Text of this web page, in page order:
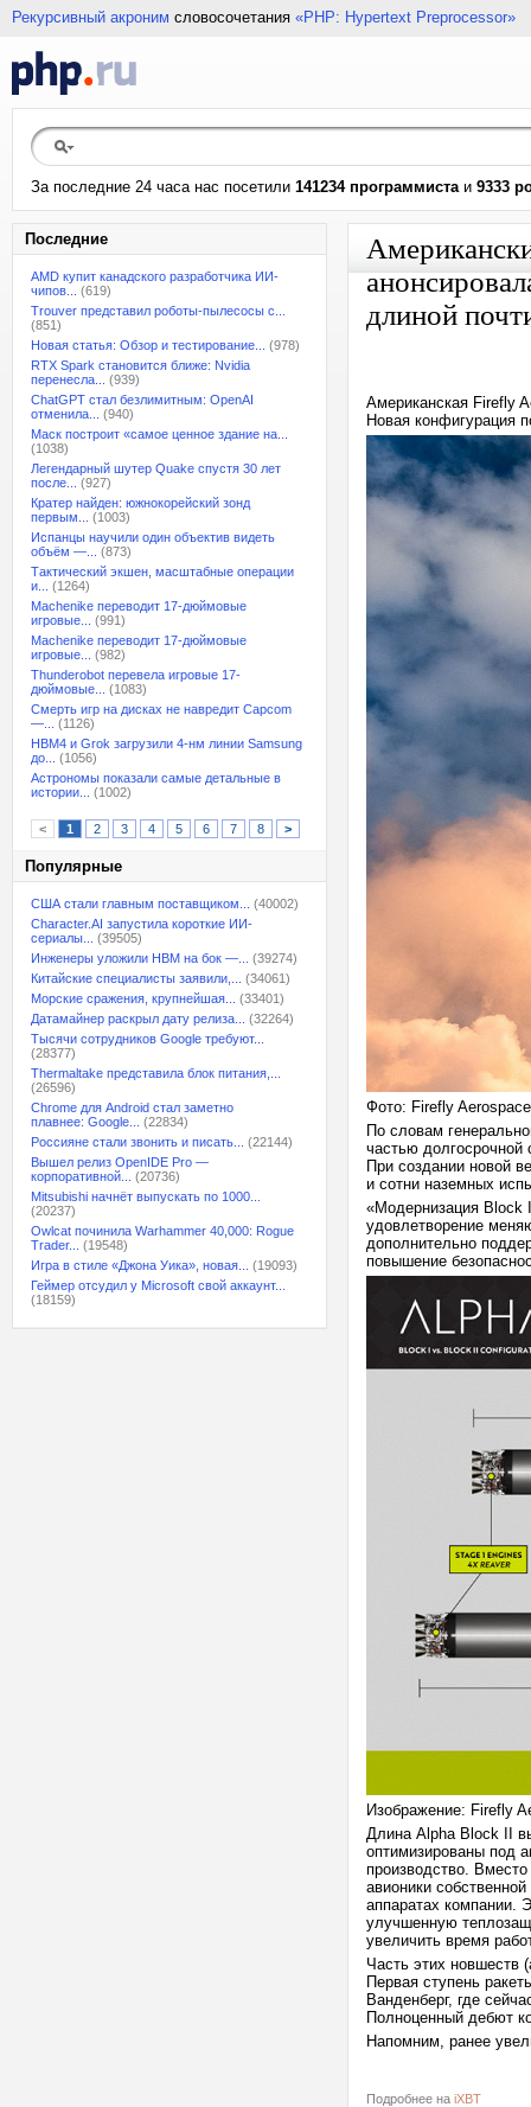
Рекурсивный акроним словосочетания «PHP: Hypertext Preprocessor»
За последние 24 часа нас посетили 141234 программистаи 9333
Последние
AMD купит канадского разработчика ИИ-
чипов...
(619)
Trouver представил роботы-пылесосы с...
(851)
Новая статья: Обзор и тестирование...
(978)
RTX Spark становится ближе: Nvidia
перенесла...
(939)
ChatGPT стал безлимитным: OpenAI
отменила...
(940)
Маск построит «самое ценное здание на...
(1038)
Легендарный шутер Quake спустя 30 лет
после...
(927)
Кратер найден: южнокорейский зонд
первым...
(1003)
Испанцы научили один объектив видеть
объём —...
(873)
Тактический экшен, масштабные операции
и...
(1264)
Machenike переводит 17-дюймовые
игровые...
(991)
Machenike переводит 17-дюймовые
игровые...
(982)
Thunderobot перевела игровые 17-
дюймовые...
(1083)
Смерть игр на дисках не навредит Capcom
—...
(1126)
HBM4 и Grok загрузили 4-нм линии Samsung
до...
(1056)
Астрономы показали самые детальные в
истории...
(1002)
< 1 2 3 4 5 6 7 8 >
Популярные
США стали главным поставщиком...
(40002)
Character.AI запустила короткие ИИ-
сериалы...
(39505)
Инженеры уложили HBM на бок —...
(39274)
Китайские специалисты заявили,...
(34061)
Морские сражения, крупнейшая...
(33401)
Датамайнер раскрыл дату релиза...
(32264)
Тысячи сотрудников Google требуют...
(28377)
Thermaltake представила блок питания,...
(26596)
Chrome для Android стал заметно
плавнее: Google...
(22834)
Россияне стали звонить и писать...
(22144)
Вышел релиз OpenIDE Pro —
корпоративной...
(20736)
Mitsubishi начнёт выпускать по 1000...
(20237)
Owlcat починила Warhammer 40,000: Rogue
Trader...
(19548)
Игра в стиле «Джона Уика», новая...
(19093)
Геймер отсудил у Microsoft свой аккаунт...
(18159)
длиной
Американская Firefly
Новая конфигурация
Фото: Firefly Aerospace
По словам
частью долгосрочной
При создании новой
и сотни наземных
«Модернизация Block
удовлетворение
дополнительно
повышение
Изображение: Firefly
Длина Alpha Block II
оптимизированы под
производство.
авионики
аппаратах компании.
улучшенную
увеличить время
Часть этих новшеств
Первая ступень
Ванденберг, где
Полноценный дебют
Напомним, ранее
Подробнее на iXBT